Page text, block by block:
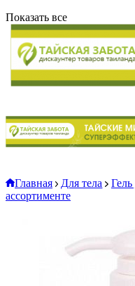
Показать все
Главная Для тела
ассортименте